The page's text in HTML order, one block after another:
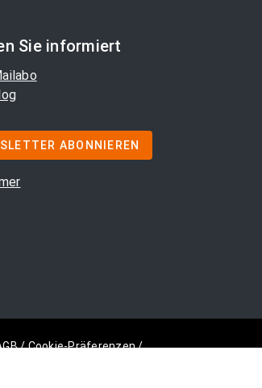
Sie informiert
ABONNIEREN
/Cookie-Präferenzen/